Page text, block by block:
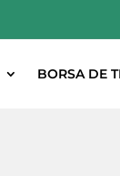
BORSA DE